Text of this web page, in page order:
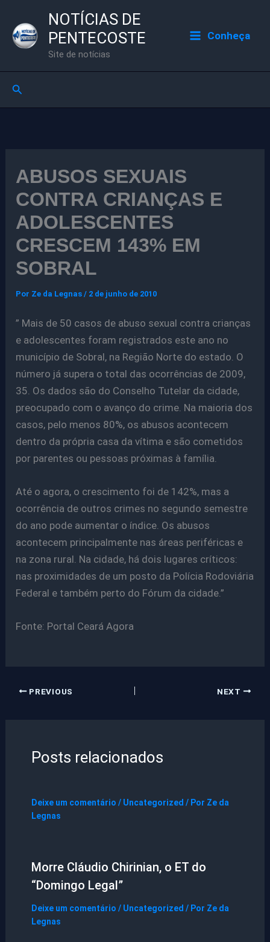
para
NOTÍCIAS DE
PENTECOSTE
Site de notícias
Conheça
Pesquisar
ABUSOS SEXUAIS
CONTRA CRIANÇAS E
ADOLESCENTES
CRESCEM 143% EM
SOBRAL
Por Ze da Legnas/ 2 de junho de 2010
” Mais de 50 casos de abuso sexual contra crianças
e adolescentes foram registrados este ano no
município de Sobral, na Região Norte do estado. O
número já supera o total das ocorrências de 2009,
35. Os dados são do Conselho Tutelar da cidade,
preocupado com o avanço do crime. Na maioria dos
casos, pelo menos 80%, os abusos acontecem
dentro da própria casa da vítima e são cometidos
por parentes ou pessoas próximas à família.
Até o agora, o crescimento foi de 142%, mas a
ocorrência de outros crimes no segundo semestre
do ano pode aumentar o índice. Os abusos
acontecem principalmente nas áreas periféricas e
na zona rural. Na cidade, há dois lugares críticos:
nas proximidades de um posto da Polícia Rodoviária
Federal e também perto do Fórum da cidade.”
Fonte: Portal Ceará Agora
PREVIOUS NEXT
Posts relacionados
Deixe um comentário / Uncategorized / Por Ze da
Legnas
Morre Cláudio Chirinian, o ET do
“Domingo Legal”
Deixe um comentário / Uncategorized / Por Ze da
Legnas